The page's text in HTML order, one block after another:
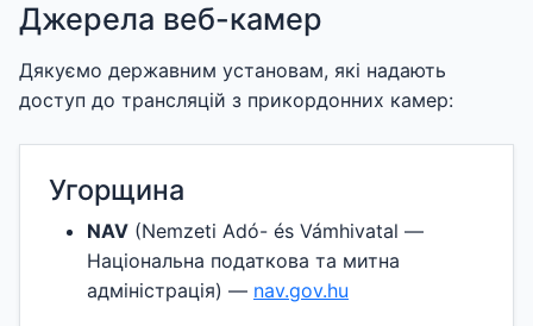
Джерела веб-камер
Дякуємо державним установам, які надають
доступ до трансляцій з прикордонних камер:
Угорщина
NAV (Nemzeti Adó- és Vámhivatal —
Національна податкова та митна
адміністрація) — nav.gov.hu